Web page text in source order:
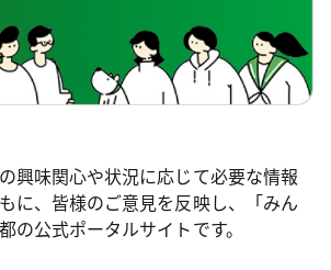
興味関心や状況に応じて必要な情報
に、皆様のご意見を反映し、「みん
の公式ポータルサイトです。